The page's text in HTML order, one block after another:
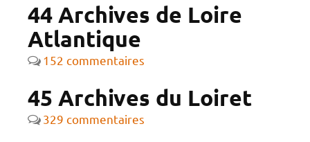
44 Archives de Loire
Atlantique
152 commentaires
45 Archives du Loiret
329 commentaires